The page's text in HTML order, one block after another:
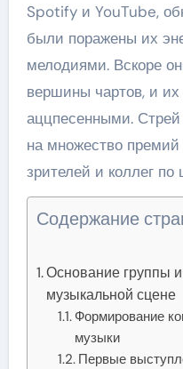
Spotify и YouTube,
были поражены их
мелодиями. Вскоре
вершины чартов, и их
аццпесенными.
на множество
зрителей и коллег по
Содержание
Основание группы
музыкальной сцене
Формирование
музыки
Первые